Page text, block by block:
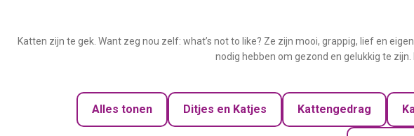
Katten zijn te gek. Want zeg nou zelf: what’s not to like? Ze zijn mooi, grappig, lief en
nodig hebben om gezond en gelukkig te
Alles tonen Ditjes en Katjes Kattengedrag